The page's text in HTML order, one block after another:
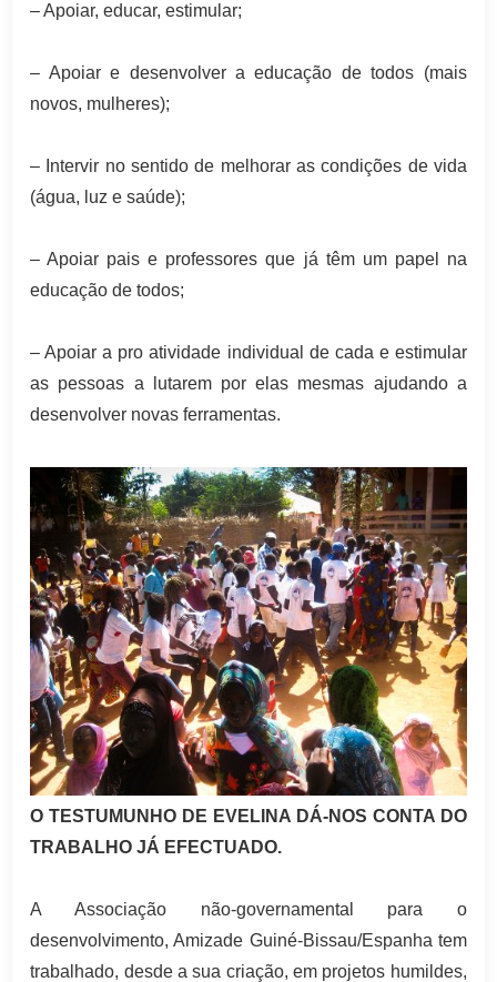
– Apoiar, educar, estimular;
– Apoiar e desenvolver a educação de todos (mais
novos, mulheres);
– Intervir no sentido de melhorar as condições de vida
(água, luz e saúde);
– Apoiar pais e professores que já têm um papel na
educação de todos;
– Apoiar a pro atividade individual de cada e estimular
as pessoas a lutarem por elas mesmas ajudando a
desenvolver novas ferramentas.
O TESTUMUNHO DE EVELINA DÁ-NOS CONTA DO
TRABALHO JÁ EFECTUADO.
A Associação não-governamental para o
desenvolvimento, Amizade Guiné-Bissau/Espanha tem
trabalhado, desde a sua criação, em projetos humildes,